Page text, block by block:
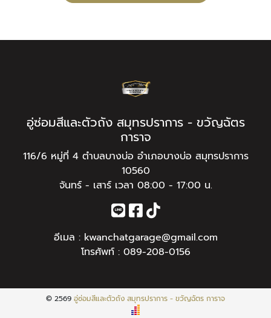
อู่ซ่อมสีและตัวถัง สมุทรปราการ - ขวัญฉัตร
การาจ
116/6 หมู่ที่ 4 ตำบลบางบ่อ อำเภอบางบ่อ สมุทรปราการ
10560
จันทร์ - เสาร์ เวลา 08:00 - 17:00 น.
อีเมล : kwanchatgarage@gmail.com
โทรศัพท์ : 089-208-0156
© 2569 อู่ซ่อมสีและตัวถัง สมุทรปราการ - ขวัญฉัตร การาจ